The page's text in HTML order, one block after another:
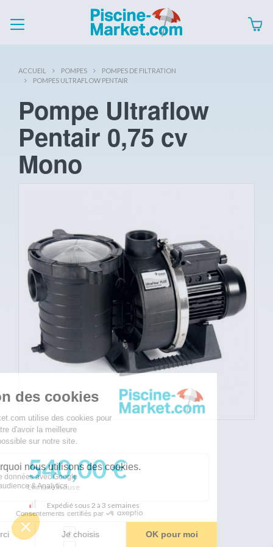
ACCUEIL POMPES
POMPES DE FILTRATION
POMPES ULTRAFLOW PENTAIR
Pompe Ultraflow
Pentair 0,75 cv
Mono
540,00 €
Eco taxe incluse
Expédié sous 2 à 3 semaines